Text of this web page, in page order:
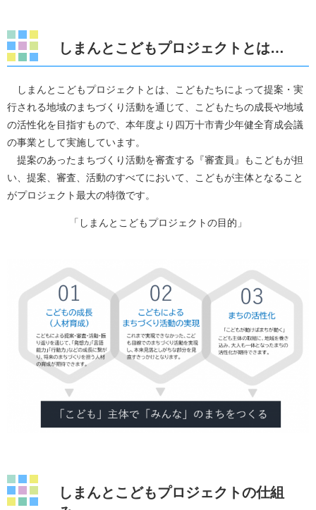
しまんとこどもプロジェクトとは…
しまんとこどもプロジェクトとは、こどもたちによって提案・実
行される地域のまちづくり活動を通じて、こどもたちの成長や地域
の活性化を目指すもので、本年度より四万十市青少年健全育成会議
の事業として実施しています。
提案のあったまちづくり活動を審査する『審査員』もこどもが担
い、提案、審査、活動のすべてにおいて、こどもが主体となること
がプロジェクト最大の特徴です。
「しまんとこどもプロジェクトの目的」
しまんとこどもプロジェクトの仕組